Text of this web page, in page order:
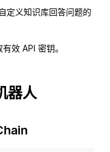
定义知识库回答问题的
效 API 密钥。
器人